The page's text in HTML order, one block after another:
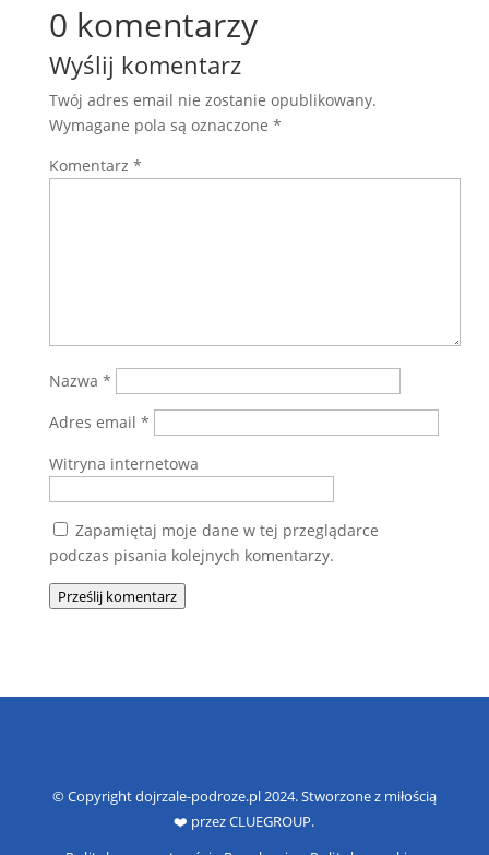
0 komentarzy
Wyślij komentarz
Twój adres email nie zostanie opublikowany.
Wymagane pola są oznaczone *
Komentarz *
Nazwa *
Adres email *
Witryna internetowa
Zapamiętaj moje dane w tej przeglądarce
podczas pisania kolejnych komentarzy.
Prześlij komentarz
© Copyright dojrzale-podroze.pl 2024. Stworzone z miłością
❤️ przez CLUEGROUP.